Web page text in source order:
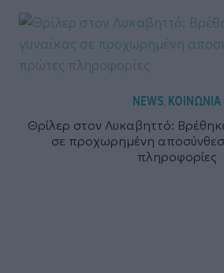
NEWS, ΚΟΙΝΩΝΙΑ
Θρίλερ στον Λυκαβηττό:
σε προχωρημένη
πληροφορίες